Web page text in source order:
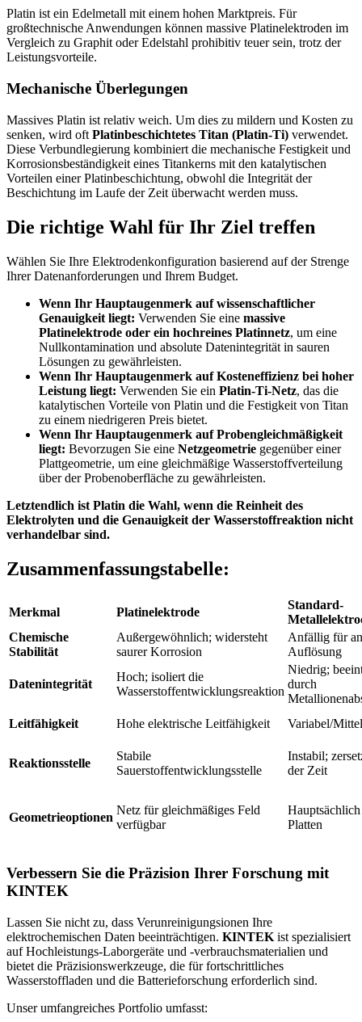
Platin ist ein Edelmetall mit einem hohen Marktpreis. Für
großtechnische Anwendungen können massive Platinelektroden im
Vergleich zu Graphit oder Edelstahl prohibitiv teuer sein, trotz der
Leistungsvorteile.
Mechanische Überlegungen
Massives Platin ist relativ weich. Um dies zu mildern und Kosten zu
senken, wird oft Platinbeschichtetes Titan (Platin-Ti) verwendet.
Diese Verbundlegierung kombiniert die mechanische Festigkeit und
Korrosionsbeständigkeit eines Titankerns mit den katalytischen
Vorteilen einer Platinbeschichtung, obwohl die Integrität der
Beschichtung im Laufe der Zeit überwacht werden muss.
Die richtige Wahl für Ihr Ziel treffen
Wählen Sie Ihre Elektrodenkonfiguration basierend auf der Strenge
Ihrer Datenanforderungen und Ihrem Budget.
Wenn Ihr Hauptaugenmerk auf wissenschaftlicher
Genauigkeit liegt: Verwenden Sie eine massive
Platinelektrode oder ein hochreines Platinnetz, um eine
Nullkontamination und absolute Datenintegrität in sauren
Lösungen zu gewährleisten.
Wenn Ihr Hauptaugenmerk auf Kosteneffizienz bei hoher
Leistung liegt: Verwenden Sie ein Platin-Ti-Netz, das die
katalytischen Vorteile von Platin und die Festigkeit von Titan
zu einem niedrigeren Preis bietet.
Wenn Ihr Hauptaugenmerk auf Probengleichmäßigkeit
liegt: Bevorzugen Sie eine Netzgeometrie gegenüber einer
Plattgeometrie, um eine gleichmäßige Wasserstoffverteilung
über der Probenoberfläche zu gewährleisten.
Letztendlich ist Platin die Wahl, wenn die Reinheit des
Elektrolyten und die Genauigkeit der Wasserstoffreaktion nicht
verhandelbar sind.
Zusammenfassungstabelle:
Merkmal Platinelektrode
Standard-
Chemische
Stabilität
Außergewöhnlich; widersteht
saurer Korrosion
Anfällig für
Auflösung
Datenintegrität
Hoch; isoliert die
Wasserstoffentwicklungsreaktion
Niedrig;
durch
Leitfähigkeit
Hohe elektrische Leitfähigkeit Variabel/
Reaktionsstelle
Stabile
Sauerstoffentwicklungsstelle
Instabil;
der Zeit
Geometrieoptionen
Netz für gleichmäßiges Feld
verfügbar
Platten
Verbessern Sie die Präzision Ihrer Forschung mit
KINTEK
Lassen Sie nicht zu, dass Verunreinigungsionen Ihre
elektrochemischen Daten beeinträchtigen. KINTEK ist spezialisiert
auf Hochleistungs-Laborgeräte und -verbrauchsmaterialien und
bietet die Präzisionswerkzeuge, die für fortschrittliches
Wasserstoffladen und die Batterieforschung erforderlich sind.
Unser umfangreiches Portfolio umfasst: